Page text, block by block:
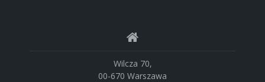
Wilcza 70,
00-670 Warszawa